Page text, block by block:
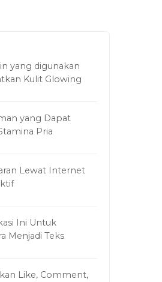
yang digunakan
Kulit Glowing
yang Dapat
Pria
Lewat Internet
Ini Untuk
Menjadi Teks
Like, Comment,